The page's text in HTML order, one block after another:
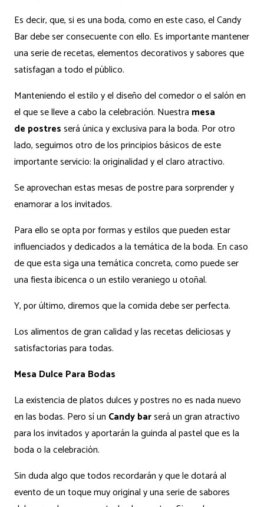
Es decir, que, si es una boda, como en este caso, el Candy
Bar debe ser consecuente con ello. Es importante mantener
una serie de recetas, elementos decorativos y sabores que
satisfagan a todo el público.
Manteniendo el estilo y el diseño del comedor o el salón en
el que se lleve a cabo la celebración. Nuestra mesa
de postresserá única y exclusiva para la boda. Por otro
lado, seguimos otro de los principios básicos de este
importante servicio: la originalidad y el claro atractivo.
Se aprovechan estas mesas de postre para sorprender y
enamorar a los invitados.
Para ello se opta por formas y estilos que pueden estar
influenciados y dedicados a la temática de la boda. En caso
de que esta siga una temática concreta, como puede ser
una fiesta ibicenca o un estilo veraniego u otoñal.
Y, por último, diremos que la comida debe ser perfecta.
Los alimentos de gran calidad y las recetas deliciosas y
satisfactorias para todas.
Mesa Dulce Para Bodas
La existencia de platos dulces y postres no es nada nuevo
en las bodas. Pero sí un Candy barserá un gran atractivo
para los invitados y aportarán la guinda al pastel que es la
boda o la celebración.
Sin duda algo que todos recordarán y que le dotará al
evento de un toque muy original y una serie de sabores